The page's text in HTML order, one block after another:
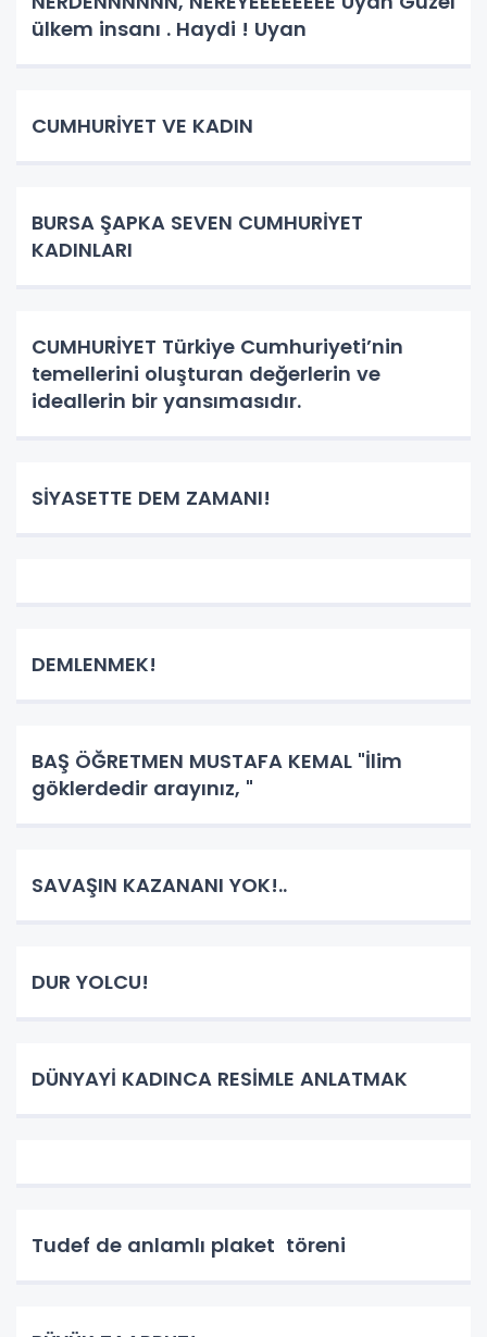
ülkem insanı . Haydi ! Uyan
CUMHURİYET VE KADIN
BURSA ŞAPKA SEVEN CUMHURİYET
KADINLARI
CUMHURİYET Türkiye Cumhuriyeti’nin
temellerini oluşturan değerlerin ve
ideallerin bir yansımasıdır.
SİYASETTE DEM ZAMANI!
DEMLENMEK!
BAŞ ÖĞRETMEN MUSTAFA KEMAL "İlim
göklerdedir arayınız, "
SAVAŞIN KAZANANI YOK!..
DUR YOLCU!
DÜNYAYİ KADINCA RESİMLE ANLATMAK
Tudef de anlamlı plaket töreni